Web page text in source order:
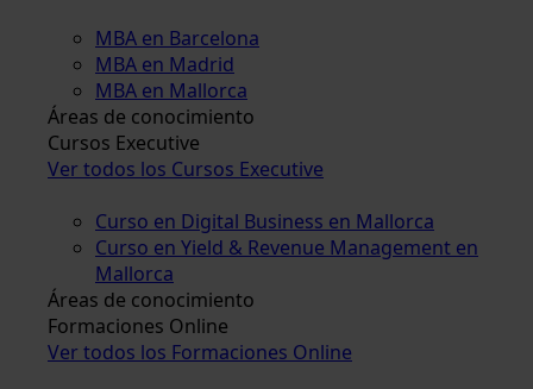
MBA en Barcelona
MBA en Madrid
MBA en Mallorca
Áreas de conocimiento
Cursos Executive
Ver todos los Cursos Executive
Curso en Digital Business en Mallorca
Curso en Yield & Revenue Management en
Mallorca
Áreas de conocimiento
Formaciones Online
Ver todos los Formaciones Online